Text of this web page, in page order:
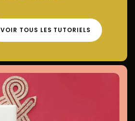
VOIR TOUS LES TUTORIELS